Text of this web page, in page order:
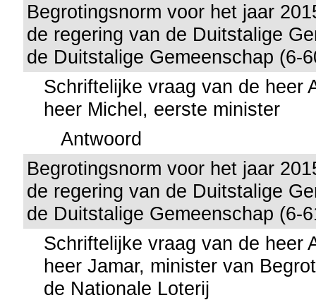
Begrotingsnorm voor het jaar
de regering van de Duitstalige
de Duitstalige Gemeenschap (6-
Schriftelijke vraag van de heer
heer Michel, eerste minister
Antwoord
Begrotingsnorm voor het jaar
de regering van de Duitstalige
de Duitstalige Gemeenschap (6-
Schriftelijke vraag van de heer
heer Jamar, minister van
de Nationale Loterij